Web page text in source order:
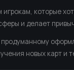
игрокам, которые
и делает
продуманному
новых карт и